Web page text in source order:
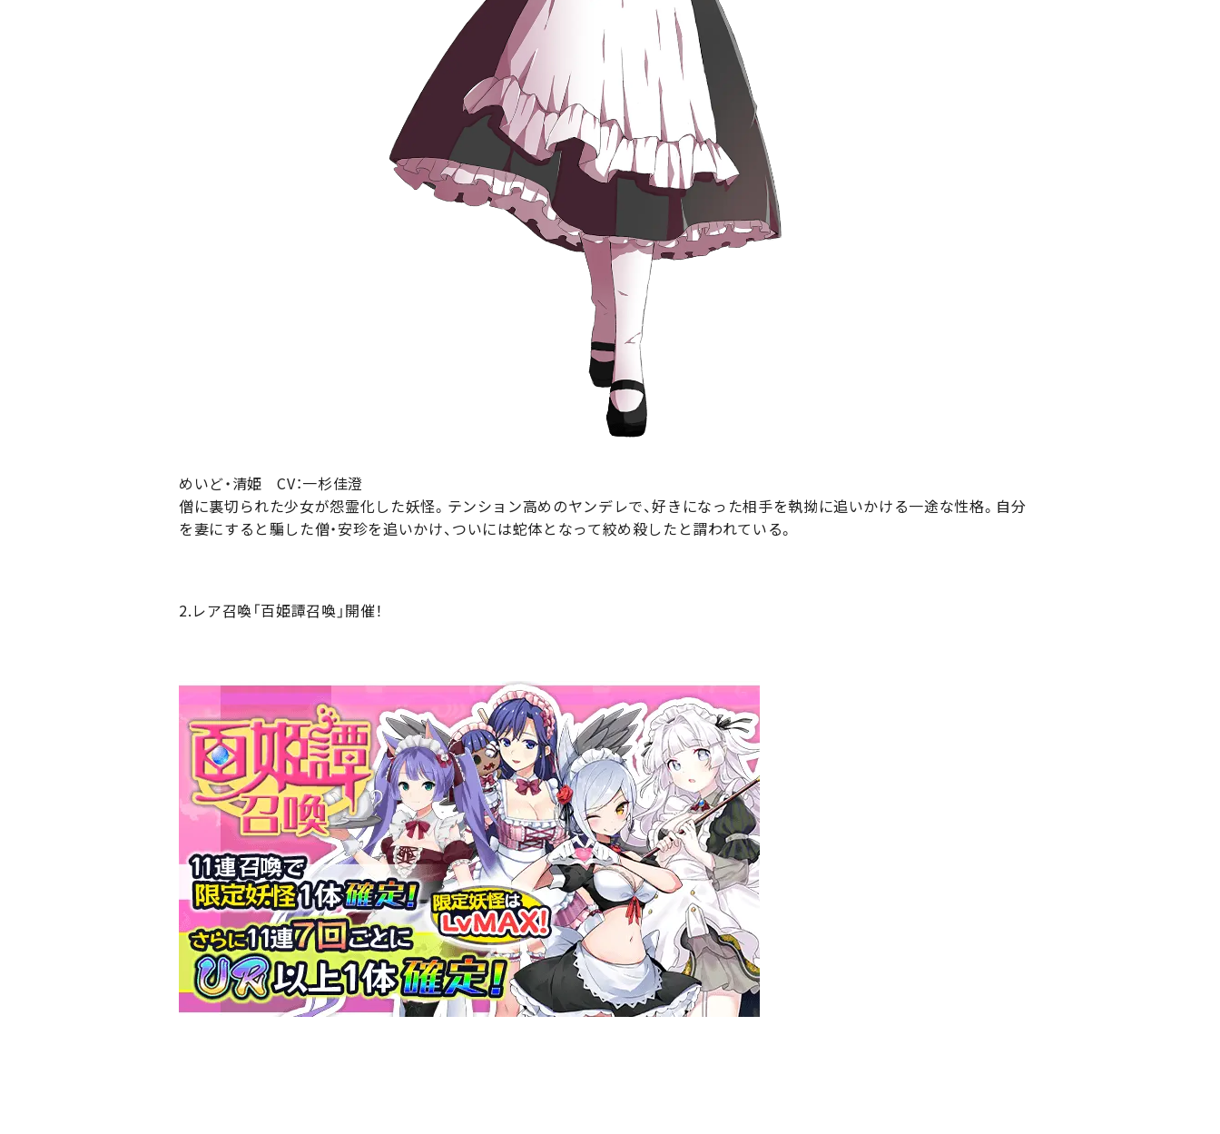
めいど・清姫 CV：一杉佳澄
僧に裏切られた少女が怨霊化した妖怪。テンション高めのヤンデレで、好きになった相手を執拗に追いかける一途な性格。自分
を妻にすると騙した僧・安珍を追いかけ、ついには蛇体となって絞め殺したと謂われている。
2.レア召喚「百姫譚召喚」開催！